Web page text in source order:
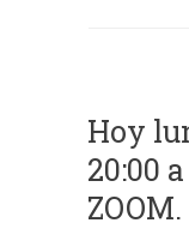
Hoy
20:00
ZOOM.